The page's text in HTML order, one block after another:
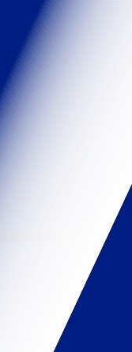
nhật 2026-2027